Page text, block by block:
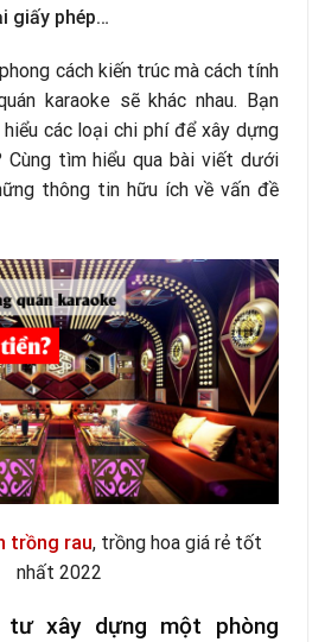
giấy phép…
cách kiến trúc mà cách tính
karaoke sẽ khác nhau. Bạn
các loại chi phí để xây dựng
Cùng tìm hiểu qua bài viết dưới
thông tin hữu ích về vấn đề
trồng rau, trồng hoa giá rẻ tốt
nhất 2022
xây dựng một phòng